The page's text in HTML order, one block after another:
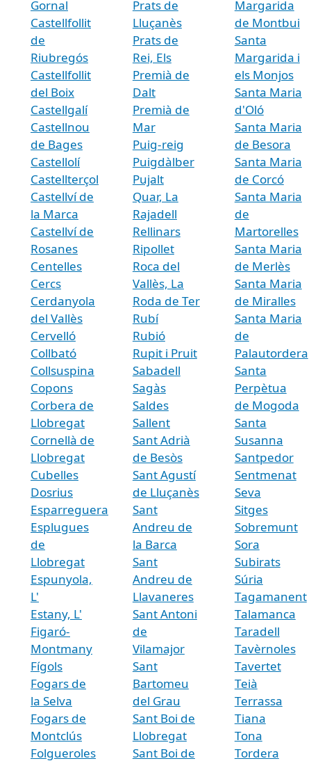
Gornal
Castellfollit
de
Riubregós
Castellfollit
del Boix
Castellgalí
Castellnou
de Bages
Castellolí
Castellterçol
Castellví de
la Marca
Castellví de
Rosanes
Centelles
Cercs
Cerdanyola
del Vallès
Cervelló
Collbató
Collsuspina
Copons
Corbera de
Llobregat
Cornellà de
Llobregat
Cubelles
Dosrius
Esparreguera
Esplugues
de
Llobregat
Espunyola,
L'
Estany, L'
Figaró-
Montmany
Fígols
Fogars de
la Selva
Fogars de
Montclús
Folgueroles
Prats de
Lluçanès
Prats de
Rei, Els
Premià de
Dalt
Premià de
Mar
Puig-reig
Puigdàlber
Pujalt
Quar, La
Rajadell
Rellinars
Ripollet
Roca del
Vallès, La
Roda de Ter
Rubí
Rubió
Rupit i Pruit
Sabadell
Sagàs
Saldes
Sallent
Sant Adrià
de Besòs
Sant Agustí
de Lluçanès
Sant
Andreu de
la Barca
Sant
Andreu de
Llavaneres
Sant Antoni
de
Vilamajor
Sant
Bartomeu
del Grau
Sant Boi de
Llobregat
Sant Boi de
Margarida
de Montbui
Santa
Margarida i
els Monjos
Santa Maria
d'Oló
Santa Maria
de Besora
Santa Maria
de Corcó
Santa Maria
de
Martorelles
Santa Maria
de Merlès
Santa Maria
de Miralles
Santa Maria
de
Palautordera
Santa
Perpètua
de Mogoda
Santa
Susanna
Santpedor
Sentmenat
Seva
Sitges
Sobremunt
Sora
Subirats
Súria
Tagamanent
Talamanca
Taradell
Tavèrnoles
Tavertet
Teià
Terrassa
Tiana
Tona
Tordera